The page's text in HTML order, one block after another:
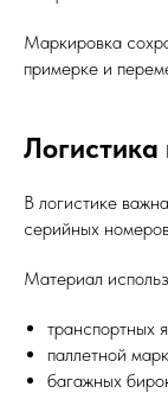
Маркировка
примерке и
В логистике
серийных
Материал
транспортных
паллетной
багажных